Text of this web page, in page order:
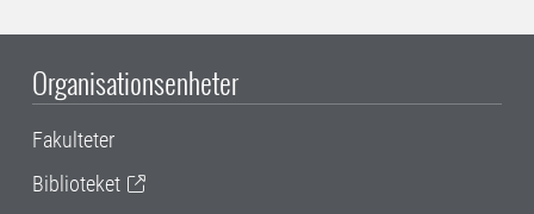
Organisationsenheter
Fakulteter
Biblioteket